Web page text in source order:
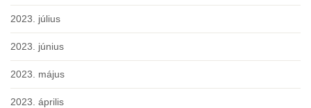
2023. július
2023. június
2023. május
2023. április